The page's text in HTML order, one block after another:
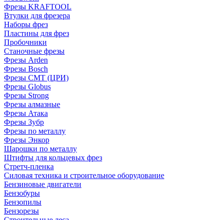
Фрезы KRAFTOOL
Втулки для фрезера
Наборы фрез
Пластины для фрез
Пробочники
Станочные фрезы
Фрезы Arden
Фрезы Bosch
Фрезы CMT (ЦРИ)
Фрезы Globus
Фрезы Strong
Фрезы алмазные
Фрезы Атака
Фрезы Зубр
Фрезы по металлу
Фрезы Энкор
Шарошки по металлу
Штифты для кольцевых фрез
Стретч-пленка
Силовая техника и строительное оборудование
Бензиновые двигатели
Бензобуры
Бензопилы
Бензорезы